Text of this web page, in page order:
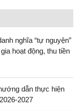
nghĩa “tự nguyện”
hoạt động, thu tiền
dẫn thực hiện
2027